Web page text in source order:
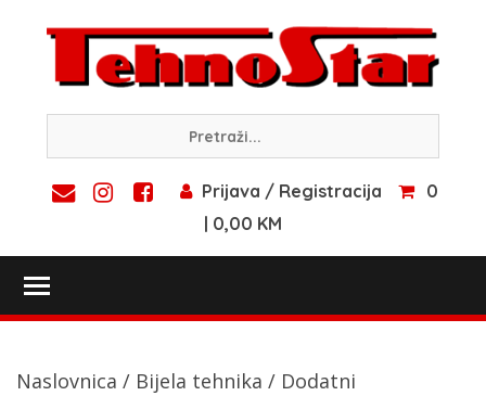
content
Prijava / Registracija
0
| 0,00 KM
Naslovnica / Bijela tehnika / Dodatni